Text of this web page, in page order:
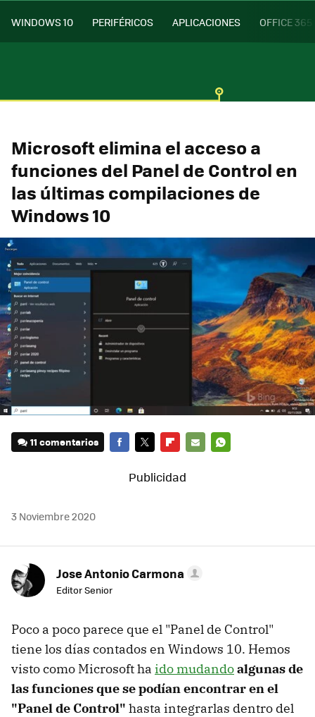
WINDOWS 10 PERIFÉRICOS APLICACIONES OFFICE 365
Microsoft elimina el acceso a
funciones del Panel de Control en
las últimas compilaciones de
Windows 10
11 comentarios
3 Noviembre 2020
Jose Antonio Carmona
Editor Senior
Poco a poco parece que el "Panel de Control"
tiene los días contados en Windows 10. Hemos
visto como Microsoft ha ido mudandoalgunas de
las funciones que se podían encontrar en el
"Panel de Control" hasta integrarlas dentro del